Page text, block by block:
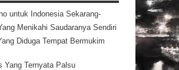
untuk Indonesia Sekarang-
Menikahi Saudaranya Sendiri
Diduga Tempat Bermukim
Yang Ternyata Palsu